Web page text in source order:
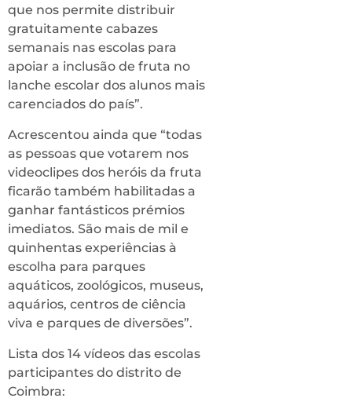
que nos permite distribuir
gratuitamente cabazes
semanais nas escolas para
apoiar a inclusão de fruta no
lanche escolar dos alunos mais
carenciados do país”.
Acrescentou ainda que “todas
as pessoas que votarem nos
videoclipes dos heróis da fruta
ficarão também habilitadas a
ganhar fantásticos prémios
imediatos. São mais de mil e
quinhentas experiências à
escolha para parques
aquáticos, zoológicos, museus,
aquários, centros de ciência
viva e parques de diversões”.
Lista dos 14 vídeos das escolas
participantes do distrito de
Coimbra: